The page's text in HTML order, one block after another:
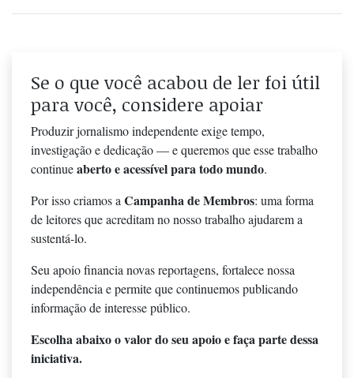
Se o que você acabou de ler foi útil
para você, considere apoiar
Produzir jornalismo independente exige tempo,
investigação e dedicação — e queremos que esse trabalho
continueaberto e acessível para todo mundo.
Por isso criamos aCampanha de Membros: uma forma
de leitores que acreditam no nosso trabalho ajudarem a
sustentá-lo.
Seu apoio financia novas reportagens, fortalece nossa
independência e permite que continuemos publicando
informação de interesse público.
Escolha abaixo o valor do seu apoio e faça parte dessa
iniciativa.